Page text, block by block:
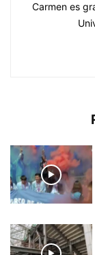
Carmen es